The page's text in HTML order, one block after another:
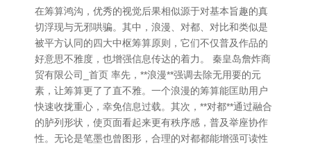
在筹算鸿沟，优秀的视觉后果相似源于对基本旨趣的真
切浮现与无邪哄骗。其中，浪漫、对都、对比和类似是
被平方认同的四大中枢筹算原则，它们不仅普及作品的
好意思不雅度，也增强信息传达的着力。 秦皇岛詹炸商
贸有限公司_首页 率先，**浪漫**强调去除无用要的元
素，让筹算更了了直不雅。一个浪漫的筹算能匡助用户
快速收拢重心，幸免信息过载。其次，**对都**通过融合
的胪列形状，使页面看起来更有秩序感，普及举座协作
性。无论是笔墨也曾图形，合理的对都都能增强可读性